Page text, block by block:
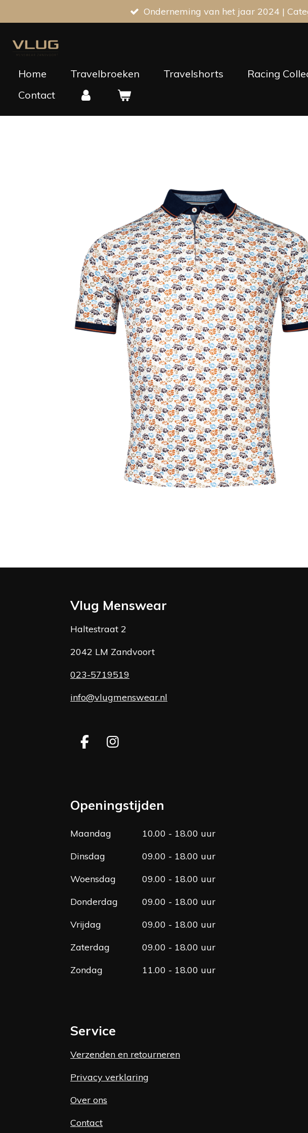
direct
naar
Onderneming van het jaar 2024 |
Home Travelbroeken Travelshorts Racing
Contact
Vlug Menswear
Haltestraat 2
2042 LM Zandvoort
023-5719519
info@vlugmenswear.nl
F
b
o
I
a
g
Openingstijden
Maandag
10.00 - 18.00 uur
Dinsdag
09.00 - 18.00 uur
Woensdag
09.00 - 18.00 uur
Donderdag
09.00 - 18.00 uur
Vrijdag
09.00 - 18.00 uur
Zaterdag
09.00 - 18.00 uur
Zondag
11.00 - 18.00 uur
Service
Verzenden en retourneren
Privacy verklaring
Over ons
Contact